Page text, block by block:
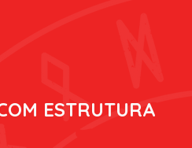
ESTRUTURA